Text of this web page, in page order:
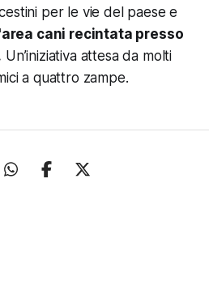
per le vie del paese e
cani recintata presso
Un’iniziativa attesa da molti
a quattro zampe.